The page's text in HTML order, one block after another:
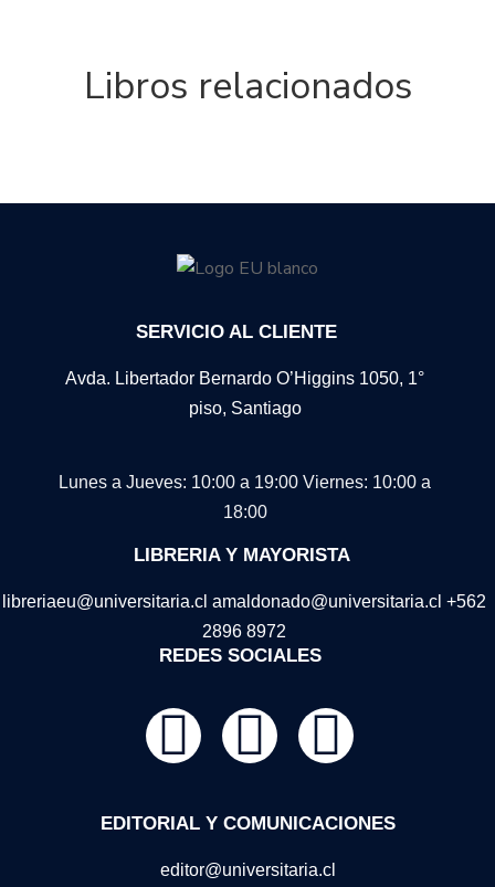
Libros relacionados
SERVICIO AL CLIENTE
Avda. Libertador Bernardo O’Higgins 1050, 1°
piso, Santiago
Lunes a Jueves: 10:00 a 19:00 Viernes: 10:00 a
18:00
LIBRERIA Y MAYORISTA
libreriaeu@universitaria.cl amaldonado@universitaria.cl +562
2896 8972
REDES SOCIALES
EDITORIAL Y COMUNICACIONES
editor@universitaria.cl